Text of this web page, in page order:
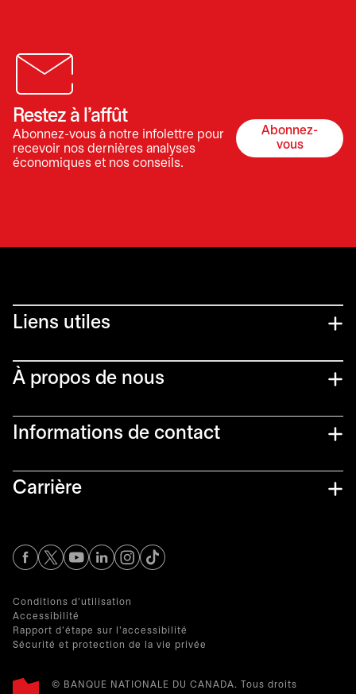
Restez à l’affût
Abonnez-vous à notre infolettre pour
recevoir nos dernières analyses
économiques et nos conseils.
Abonnez-
vous
s’ouvre
Liens utiles​
À propos de nous
Informations de contact​
Carrière
s’ouvre dans un nouvel onglet
s’ouvre dans un nouvel onglet
s’ouvre dans un nouvel onglet
s’ouvre dans un nouvel onglet
s’ouvre dans un nouvel onglet
Conditions d'utilisation
Accessibilité
Rapport d'étape sur l'accessibilité
Sécurité et protection de la vie privée
© BANQUE NATIONALE DU CANADA. Tous droits